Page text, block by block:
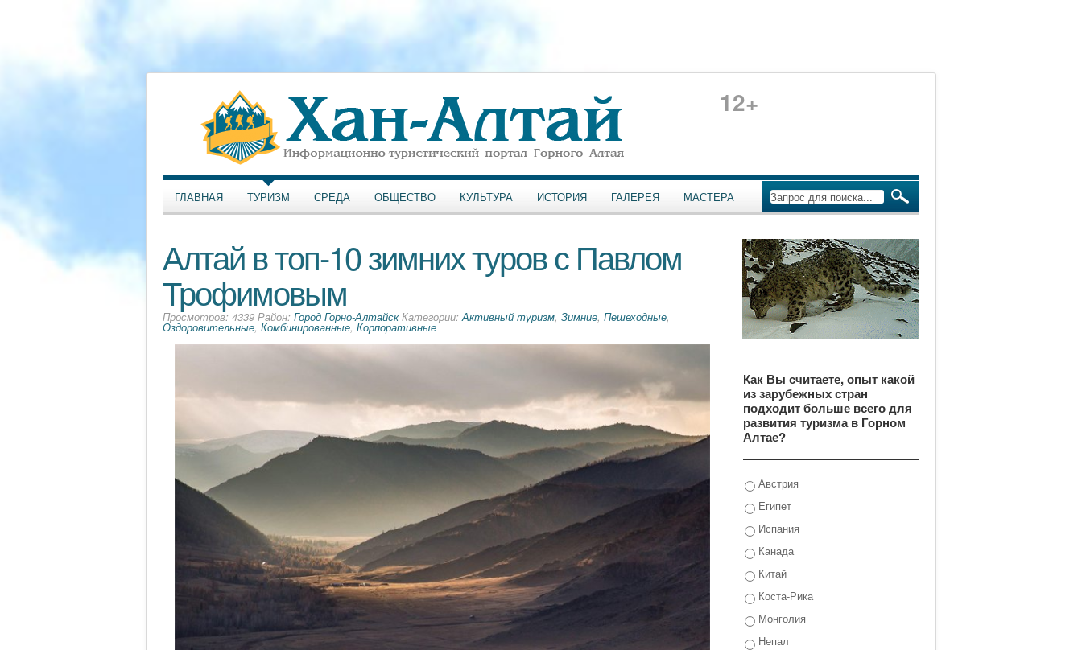
12+
ГЛАВНАЯ ТУРИЗМ СРЕДА ОБЩЕСТВО КУЛЬТУРА ИСТОРИЯ ГАЛЕРЕЯ МАСТЕРА
Алтай в топ-10 зимних туров с Павлом
Трофимовым
Просмотров: 4339 Район: Город Горно-АлтайскКатегории:Активный туризм, Зимние, Пешеходные,
Оздоровительные, Комбинированные, Корпоративные
Как Вы считаете, опыт какой
из зарубежных стран
подходит больше всего для
развития туризма в Горном
Алтае?
Австрия
Египет
Испания
Канада
Китай
Коста-Рика
Монголия
Непал